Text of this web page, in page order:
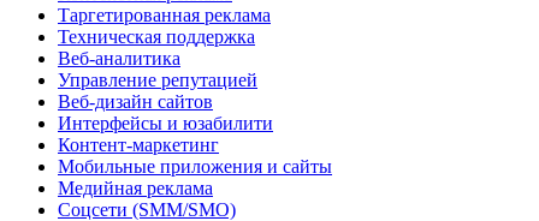
Таргетированная реклама
Техническая поддержка
Веб-аналитика
Управление репутацией
Веб-дизайн сайтов
Интерфейсы и юзабилити
Контент-маркетинг
Мобильные приложения и сайты
Медийная реклама
Соцсети (SMM/SMO)